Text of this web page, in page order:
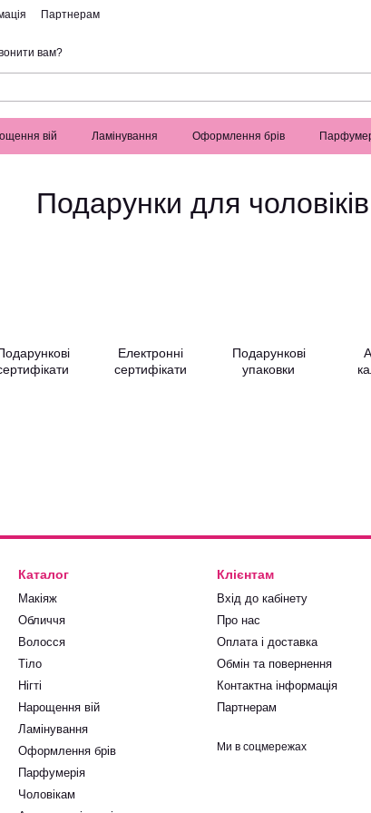
Партнерам
вам?
вій Ламінування Оформлення брів
Подарунки для чоловіків
Електронні
сертифікати
Подарункові
упаковки
Каталог
Макіяж
Обличчя
Волосся
Тіло
Нігті
Нарощення вій
Ламінування
Оформлення брів
Парфумерія
Чоловікам
Клієнтам
Вхід до кабінету
Про нас
Оплата і доставка
Обмін та повернення
Контактна інформація
Партнерам
Ми в соцмережах